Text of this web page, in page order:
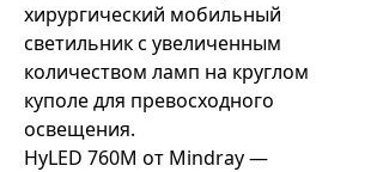
хирургический мобильный
светильник с увеличенным
количеством ламп на круглом
куполе для превосходного
освещения.
HyLED 760M от Mindray —